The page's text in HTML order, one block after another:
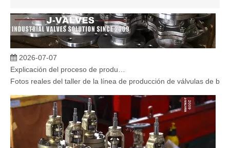
Fotos reales del taller de la línea de producción de válvulas de